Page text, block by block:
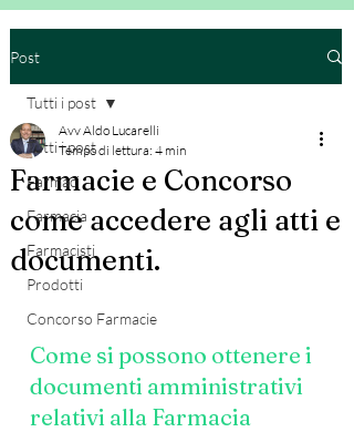
Post
Tutti i post
Farmaci
Farmacia
Farmacisti
Prodotti
Concorso Farmacie
Tutti i post
Farmacie e Concorso
come accedere agli atti e
documenti.
Avv Aldo Lucarelli
Tempo di lettura: 4 min
Come si possono ottenere i
documenti amministrativi
relativi alla Farmacia